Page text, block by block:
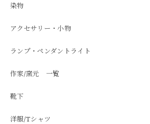
染物
アクセサリー・小物
ランプ・ペンダントライト
作家/窯元 一覧
靴下
洋服/Tシャツ